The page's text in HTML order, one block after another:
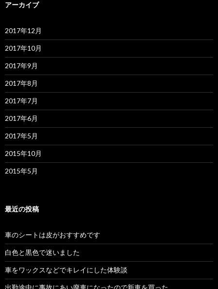
アーカイブ
2017年12月
2017年10月
2017年9月
2017年8月
2017年7月
2017年6月
2017年5月
2015年10月
2015年5月
最近の投稿
車のシートは皮がおすすめです
白色と黒色で迷いました
車をワックスなどでキレイにした体験談
出勤途中に事故にあい廃車になったので新車を買った